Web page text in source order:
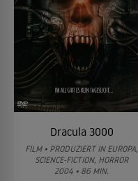
Dracula 3000
FILM • PRODUZIERT IN EUROPA,
SCIENCE-FICTION, HORROR
2004 • 86 MIN.